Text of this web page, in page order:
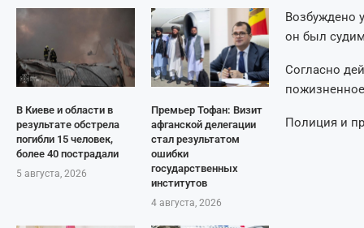
В Киеве и области в
результате обстрела
погибли 15 человек,
более 40 пострадали
5 августа, 2026
Премьер Тофан: Визит
афганской делегации
стал результатом
ошибки
государственных
институтов
4 августа, 2026
Возбуждено
он был
Согласно
Полиция и